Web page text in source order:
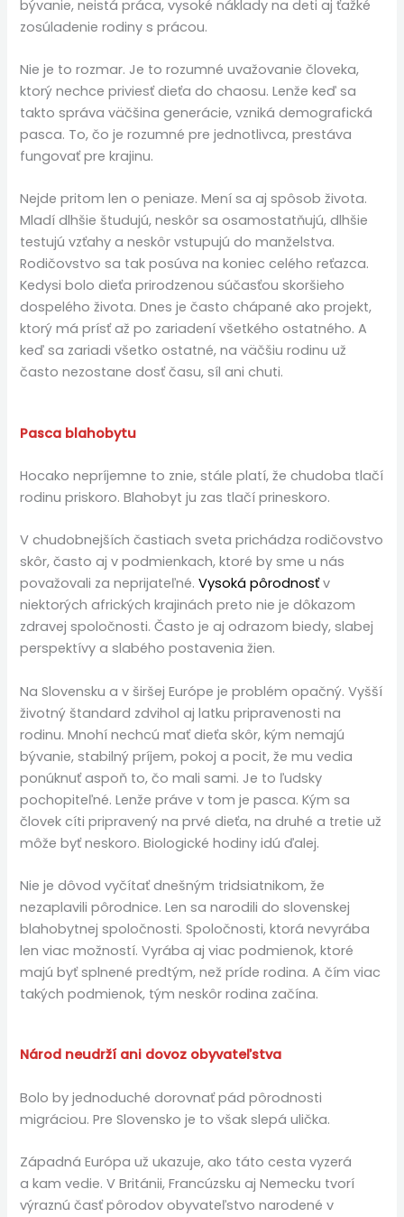
bývanie, neistá práca, vysoké náklady na deti aj ťažké
zosúladenie rodiny s prácou.
Nie je to rozmar. Je to rozumné uvažovanie človeka,
ktorý nechce priviesť dieťa do chaosu. Lenže keď sa
takto správa väčšina generácie, vzniká demografická
pasca. To, čo je rozumné pre jednotlivca, prestáva
fungovať pre krajinu.
Nejde pritom len o peniaze. Mení sa aj spôsob života.
Mladí dlhšie študujú, neskôr sa osamostatňujú, dlhšie
testujú vzťahy a neskôr vstupujú do manželstva.
Rodičovstvo sa tak posúva na koniec celého reťazca.
Kedysi bolo dieťa prirodzenou súčasťou skoršieho
dospelého života. Dnes je často chápané ako projekt,
ktorý má prísť až po zariadení všetkého ostatného. A
keď sa zariadi všetko ostatné, na väčšiu rodinu už
často nezostane dosť času, síl ani chuti.
Pasca blahobytu
Hocako nepríjemne to znie, stále platí, že chudoba tlačí
rodinu priskoro. Blahobyt ju zas tlačí prineskoro.
V chudobnejších častiach sveta prichádza rodičovstvo
skôr, často aj v podmienkach, ktoré by sme u nás
považovali za neprijateľné.Vysoká pôrodnosťv
niektorých afrických krajinách preto nie je dôkazom
zdravej spoločnosti. Často je aj odrazom biedy, slabej
perspektívy a slabého postavenia žien.
Na Slovensku a v širšej Európe je problém opačný. Vyšší
životný štandard zdvihol aj latku pripravenosti na
rodinu. Mnohí nechcú mať dieťa skôr, kým nemajú
bývanie, stabilný príjem, pokoj a pocit, že mu vedia
ponúknuť aspoň to, čo mali sami. Je to ľudsky
pochopiteľné. Lenže práve v tom je pasca. Kým sa
človek cíti pripravený na prvé dieťa, na druhé a tretie už
môže byť neskoro. Biologické hodiny idú ďalej.
Nie je dôvod vyčítať dnešným tridsiatnikom, že
nezaplavili pôrodnice. Len sa narodili do slovenskej
blahobytnej spoločnosti. Spoločnosti, ktorá nevyrába
len viac možností. Vyrába aj viac podmienok, ktoré
majú byť splnené predtým, než príde rodina. A čím viac
takých podmienok, tým neskôr rodina začína.
Národ neudrží ani dovoz obyvateľstva
Bolo by jednoduché dorovnať pád pôrodnosti
migráciou. Pre Slovensko je to však slepá ulička.
Západná Európa už ukazuje, ako táto cesta vyzerá
a kam vedie. V Británii, Francúzsku aj Nemecku tvorí
výraznú časť pôrodov obyvateľstvo narodené v